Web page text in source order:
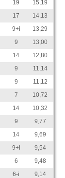
19
15,19
17
14,13
9+i
13,29
9
13,00
14
12,80
9
11,14
9
11,12
7
10,72
14
10,32
9
9,77
14
9,69
9+i
9,54
6
9,48
6-i
9,14